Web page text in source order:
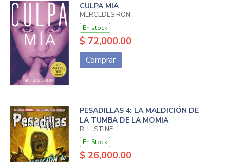
CULPA MIA
MERCEDES RON
En stock
$ 72,000.00
Comprar
PESADILLAS 4: LA MALDICIÓN DE
LA TUMBA DE LA MOMIA
R. L. STINE
En Stock
$ 26,000.00